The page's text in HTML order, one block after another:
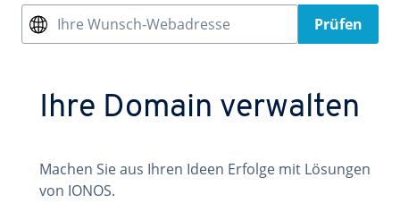
Ihre Wunsch-Webadresse Prüfen
Ihre Domain verwalten
Machen Sie aus Ihren Ideen Erfolge mit Lösungen
von IONOS.